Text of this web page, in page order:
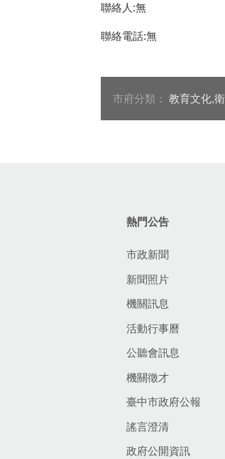
聯絡人:無
聯絡電話:無
市府分類： 教育文化,
熱門公告
市政新聞
新聞照片
機關訊息
活動行事曆
公聽會訊息
機關徵才
臺中市政府公報
謠言澄清
政府公開資訊